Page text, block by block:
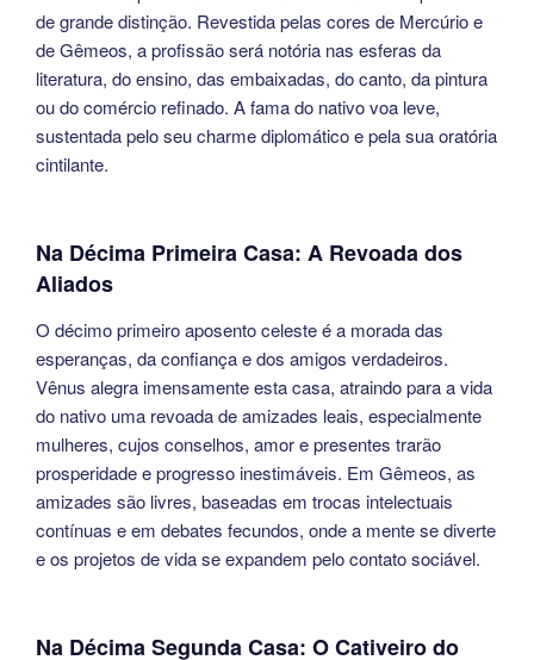
de grande distinção. Revestida pelas cores de Mercúrio e
de Gêmeos, a profissão será notória nas esferas da
literatura, do ensino, das embaixadas, do canto, da pintura
ou do comércio refinado. A fama do nativo voa leve,
sustentada pelo seu charme diplomático e pela sua oratória
cintilante.
Na Décima Primeira Casa: A Revoada dos
Aliados
O décimo primeiro aposento celeste é a morada das
esperanças, da confiança e dos amigos verdadeiros.
Vênus alegra imensamente esta casa, atraindo para a vida
do nativo uma revoada de amizades leais, especialmente
mulheres, cujos conselhos, amor e presentes trarão
prosperidade e progresso inestimáveis. Em Gêmeos, as
amizades são livres, baseadas em trocas intelectuais
contínuas e em debates fecundos, onde a mente se diverte
e os projetos de vida se expandem pelo contato sociável.
Na Décima Segunda Casa: O Cativeiro do